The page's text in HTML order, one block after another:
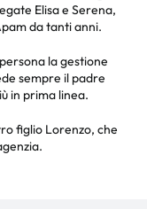
Elisa e Serena,
da tanti anni.
la gestione
sempre il padre
in prima linea.
figlio Lorenzo, che